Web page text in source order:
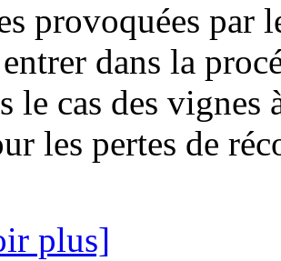
provoquées par
dans la
le cas des vignes
les pertes de
plus]